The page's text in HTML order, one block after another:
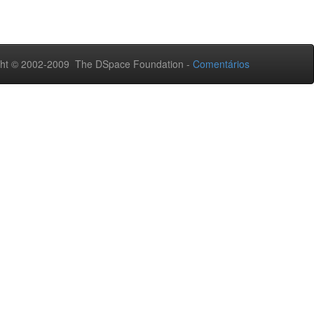
© 2002-2009 The DSpace Foundation - Comentários